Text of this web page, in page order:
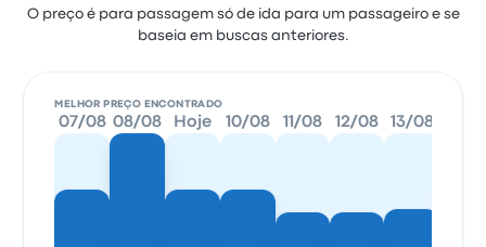
O preço é para passagem só de ida para um passageiro e se
baseia em buscas anteriores.
MELHOR PREÇO ENCONTRADO
07/08 08/08 Hoje 10/08 11/08 12/08 13/08